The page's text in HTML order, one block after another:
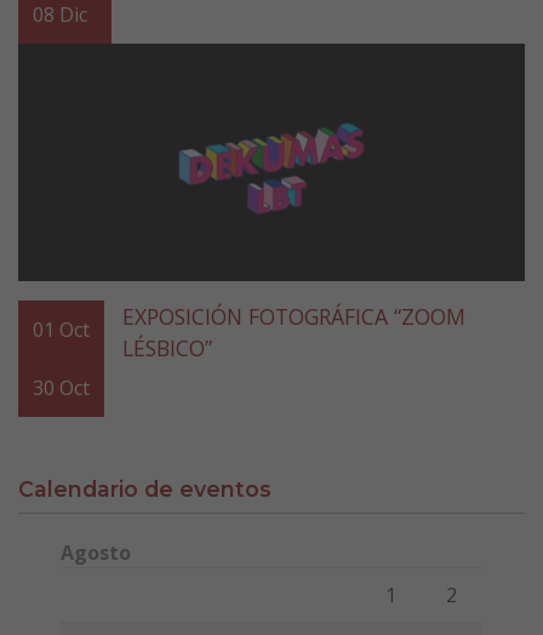
08 Dic
01 Oct
30 Oct
EXPOSICIÓN FOTOGRÁFICA “ZOOM
LÉSBICO”
Calendario de eventos
Agosto
Viernes Sábado
1 2